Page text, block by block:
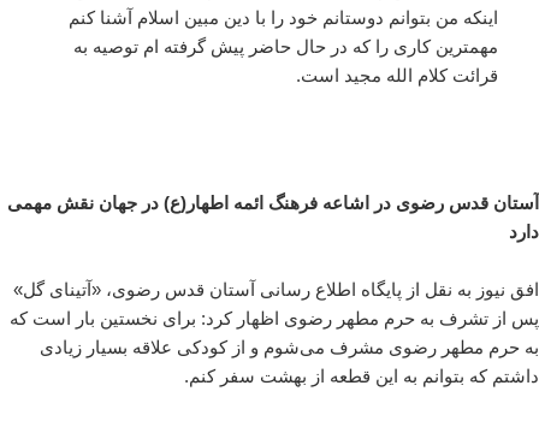
اینکه من بتوانم دوستانم خود را با دین مبین اسلام آشنا کنم
مهمترین کاری را که در حال حاضر پیش گرفته ام توصیه به
قرائت کلام الله مجید است.
آستان قدس رضوی در اشاعه فرهنگ ائمه اطهار(ع) در جهان نقش مهمی
دارد
افق نیوز به نقل از پایگاه اطلاع رسانی آستان قدس رضوی، «آتینای گل»
پس از تشرف به حرم مطهر رضوی اظهار کرد: برای نخستین بار است که
به حرم مطهر رضوی مشرف می‌شوم و از کودکی علاقه بسیار زیادی
داشتم که بتوانم به این قطعه از بهشت سفر کنم.